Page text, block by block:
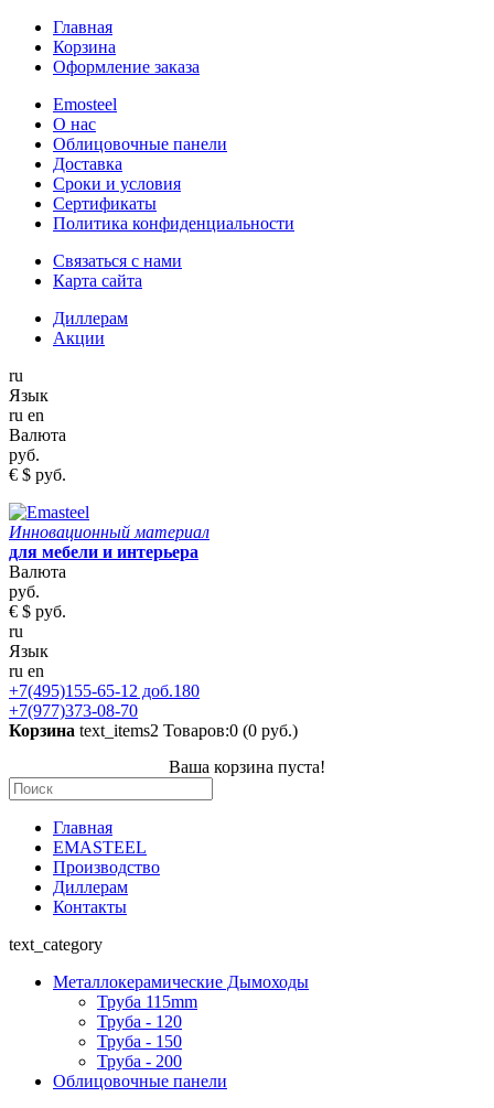
Главная
Корзина
Оформление заказа
Emosteel
О нас
Облицовочные панели
Доставка
Сроки и условия
Сертификаты
Политика конфиденциальности
Связаться с нами
Карта сайта
Диллерам
Акции
ru
Язык
ru en
Валюта
руб.
€ $ руб.
Инновационный материал
для мебели и интерьера
Валюта
руб.
€ $ руб.
ru
Язык
ru en
+7(495)155-65-12 доб.180
+7(977)373-08-70
Корзина text_items2 Товаров:0 (0 руб.)
Ваша корзина пуста!
Главная
EMASTEEL
Производство
Диллерам
Контакты
text_category
Металлокерамические Дымоходы
Труба 115mm
Труба - 120
Труба - 150
Труба - 200
Облицовочные панели